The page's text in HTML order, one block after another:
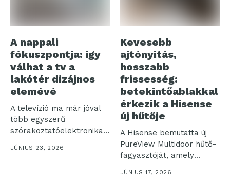
A nappali
fókuszpontja: így
válhat a tv a
lakótér dizájnos
elemévé
A televízió ma már jóval
több egyszerű
szórakoztatóelektronikai
eszköznél: otthonunk
dizájnjának szerves,...
JÚNIUS 23, 2026
Kevesebb
ajtónyitás,
hosszabb
frissesség:
betekintőablakkal
érkezik a Hisense
új hűtője
A Hisense bemutatta új
PureView Multidoor hűtő-
fagyasztóját, amely
betekintő ablakkal,
intelligens
JÚNIUS 17, 2026